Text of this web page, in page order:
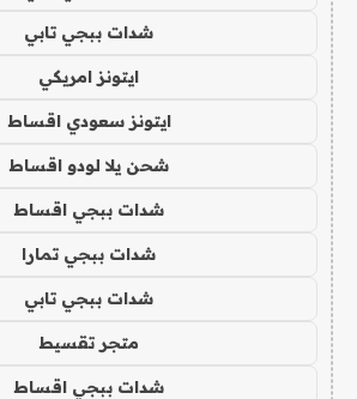
شدات ببجي تابي
ايتونز امريكي
ايتونز سعودي اقساط
شحن يلا لودو اقساط
شدات ببجي اقساط
شدات ببجي تمارا
شدات ببجي تابي
متجر تقسيط
شدات ببجي اقساط